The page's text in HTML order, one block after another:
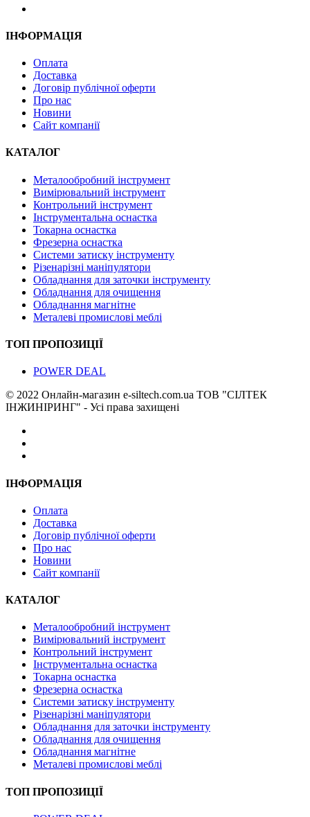
ІНФОРМАЦІЯ
Оплата
Доставка
Договір публічної оферти
Про нас
Новини
Сайт компанії
КАТАЛОГ
Металообробний інструмент
Вимірювальний інструмент
Контрольний інструмент
Інструментальна оснастка
Токарна оснастка
Фрезерна оснастка
Системи затиску інструменту
Різенарізні маніпулятори
Обладнання для заточки інструменту
Обладнання для очищення
Обладнання магнітне
Металеві промислові меблі
ТОП ПРОПОЗИЦІЇ
POWER DEAL
© 2022 Онлайн-магазин e-siltech.com.ua ТОВ "СІЛТЕК
ІНЖИНІРИНГ" - Усі права захищені
ІНФОРМАЦІЯ
Оплата
Доставка
Договір публічної оферти
Про нас
Новини
Сайт компанії
КАТАЛОГ
Металообробний інструмент
Вимірювальний інструмент
Контрольний інструмент
Інструментальна оснастка
Токарна оснастка
Фрезерна оснастка
Системи затиску інструменту
Різенарізні маніпулятори
Обладнання для заточки інструменту
Обладнання для очищення
Обладнання магнітне
Металеві промислові меблі
ТОП ПРОПОЗИЦІЇ